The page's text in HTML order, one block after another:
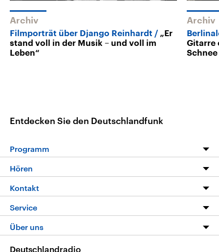
Archiv
Filmporträt über Django Reinhardt
„Er
stand voll in der Musik – und voll im
Leben“
Archiv
Gitarre
Schnee
Entdecken Sie den Deutschlandfunk
Programm
Programm
Die Nachrichten
Nachrichtenleicht
Neue Beiträge auf dlf.de
Hören
Livestream
Podcasts
Deutschlandfunk App
Nachrichten App
Kontakt
Hörerservice
Service
FAQ
Über uns
Deutschlandradio